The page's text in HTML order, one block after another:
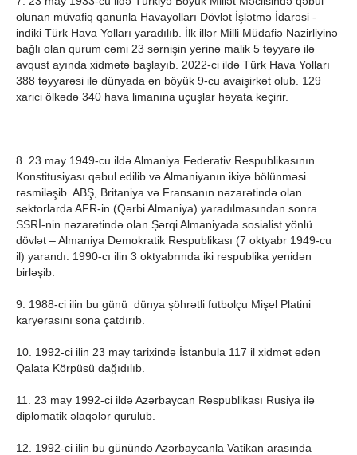
olunan müvafiq qanunla Havayolları Dövlət İşlətmə İdarəsi -
indiki Türk Hava Yolları yaradılıb. İlk illər Milli Müdafiə Nazirliyinə
bağlı olan qurum cəmi 23 sərnişin yerinə malik 5 təyyarə ilə
avqust ayında xidmətə başlayıb. 2022-ci ildə Türk Hava Yolları
388 təyyarəsi ilə dünyada ən böyük 9-cu avaişirkət olub. 129
xarici ölkədə 340 hava limanına uçuşlar həyata keçirir.
8. 23 may 1949-cu ildə Almaniya Federativ Respublikasının
Konstitusiyası qəbul edilib və Almaniyanın ikiyə bölünməsi
rəsmiləşib. ABŞ, Britaniya və Fransanın nəzarətində olan
sektorlarda AFR-in (Qərbi Almaniya) yaradılmasından sonra
SSRİ-nin nəzarətində olan Şərqi Almaniyada sosialist yönlü
dövlət – Almaniya Demokratik Respublikası (7 oktyabr 1949-cu
il) yarandı. 1990-cı ilin 3 oktyabrında iki respublika yenidən
birləşib.
9. 1988-ci ilin bu günü dünya şöhrətli futbolçu Mişel Platini
karyerasını sona çatdırıb.
10. 1992-ci ilin 23 may tarixindә İstanbula 117 il xidmәt edәn
Qalata Körpüsü dağıdılıb.
11. 23 may 1992-ci ildə Azərbaycan Respublikası Rusiya ilə
diplomatik əlaqələr qurulub.
12. 1992-ci ilin bu günündə Azərbaycanla Vatikan arasında